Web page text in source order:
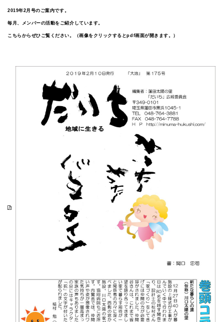
2019年2月号のご案内です。
毎月、メンバーの活動をご紹介しています。
こちらからぜひご覧ください。（画像をクリックするとpdf画面が開きます。）